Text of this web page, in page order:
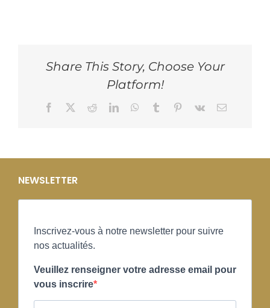
Share This Story, Choose Your
Platform!
Facebook RedditLinkedInWhatsApp
Tumblr Pinterest
Vk Email
NEWSLETTER
Inscrivez-vous à notre newsletter pour suivre
nos actualités.
Veuillez renseigner votre adresse email pour
vous inscrire